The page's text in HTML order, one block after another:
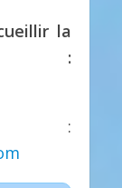
la
:
: